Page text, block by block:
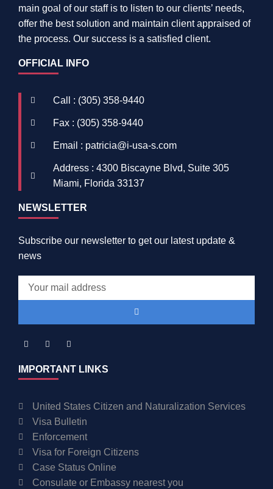
main goal of our staff is to listen to our clients’ needs,
offer the best solution and maintain client appraised of
the process. Our success is a satisfied client.
OFFICIAL INFO
Call : (305) 358-9440
Fax : (305) 358-9440
Email : patricia@i-usa-s.com
Address : 4300 Biscayne Blvd, Suite 305
Miami, Florida 33137
NEWSLETTER
Subscribe our newsletter to get our latest update &
news
IMPORTANT LINKS
United States Citizen and Naturalization Services
Visa Bulletin
Enforcement
Visa for Foreign Citizens
Case Status Online
Consulate or Embassy nearest you